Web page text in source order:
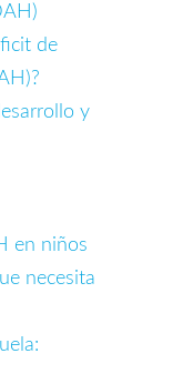
de
y
en niños
necesita